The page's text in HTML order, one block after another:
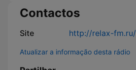
Contactos
Site http://relax-fm.ru/
Atualizar a informação desta rádio